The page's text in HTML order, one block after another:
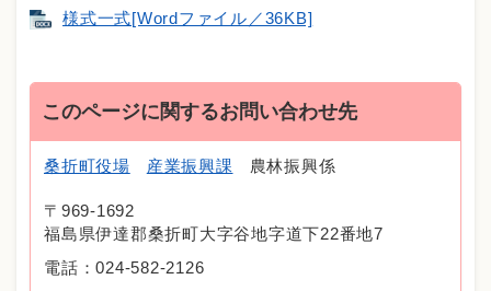
様式一式[Wordファイル／36KB]
このページに関するお問い合わせ先
桑折町役場 産業振興課 農林振興係
〒969-1692
福島県伊達郡桑折町大字谷地字道下22番地7
電話：024-582-2126